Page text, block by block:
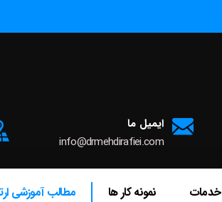
ایمیل ما
info@drmehdirafiei.com
خدمات نمونه کار ها مطالب آموزشی